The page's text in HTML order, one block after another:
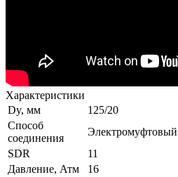
Характеристики
Dy, мм
125/20
Способ
соединения
Электромуфтовый
SDR
11
Давление, Атм
16